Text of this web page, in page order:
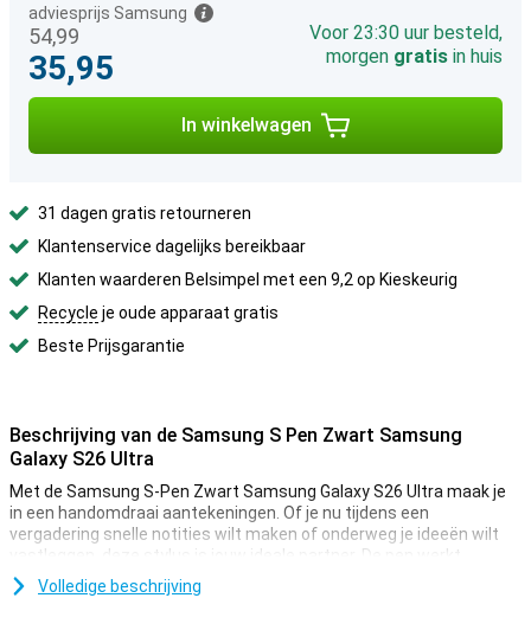
54,99
adviesprijs Samsung
35,95
Voor 23:30 uur besteld,
morgen gratis in huis
In winkelwagen
31 dagen gratis retourneren
Klantenservice dagelijks bereikbaar
Klanten waarderen Belsimpel met een 9,2 op Kieskeurig
Recycle je oude apparaat gratis
Beste Prijsgarantie
Beschrijving van de Samsung S Pen Zwart Samsung
Galaxy S26 Ultra
Met de Samsung S-Pen Zwart Samsung Galaxy S26 Ultra maak je
in een handomdraai aantekeningen. Of je nu tijdens een
vergadering snelle notities wilt maken of onderweg je ideeën wilt
vastleggen, deze stylus is jouw ideale partner. De pen werkt
naadloos samen met je Galaxy S26 Ultra en zorgt ervoor dat je
georganiseerd blijft.
Volledige beschrijving